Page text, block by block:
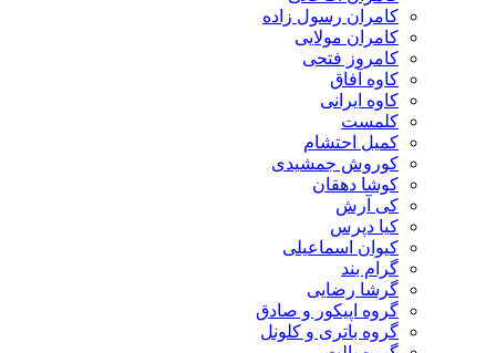
کامران رسول زاده
کامران مولایی
کامروز فتحی
کاوه آفاق
کاوه ایرانی
کلمست
کمیل احتشام
کوروش جمشیدی
کوشا دهقان
کی آرش
کیا دپرس
کیوان اسماعیلی
گرام بند
گرشا رضایی
گروه اپیکور و صادق
گروه باتری و کلونل